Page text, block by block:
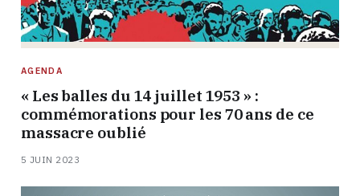
AGENDA
« Les balles du 14 juillet 1953 » :
commémorations pour les 70 ans de ce
massacre oublié
5 JUIN 2023